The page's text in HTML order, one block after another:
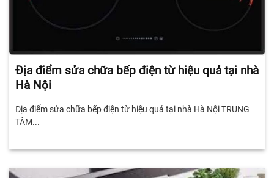
Địa điểm sửa chữa bếp điện từ hiệu quả tại nhà
Hà Nội
Địa điểm sửa chữa bếp điện từ hiệu quả tại nhà Hà Nội TRUNG
TÂM...